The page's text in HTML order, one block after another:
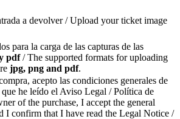
a devolver / Upload your ticket image
para la carga de las capturas de las
pdf/ The supported formats for uploading
jpg, png and pdf.
acepto las condiciones generales de
he leído el Aviso Legal / Política de
of the purchase, I accept the general
I confirm that I have read the Legal Notice /